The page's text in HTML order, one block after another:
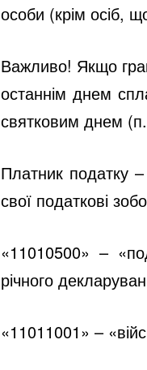
особи (крім осіб,
Важливо! Якщо
останнім днем
святковим днем
Платник податку
свої податкові
«11010500» –
річного
«11011001» –